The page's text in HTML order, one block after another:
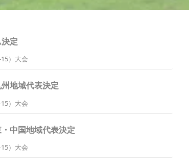
定
）大会
地域代表決定
）大会
中国地域代表決定
）大会